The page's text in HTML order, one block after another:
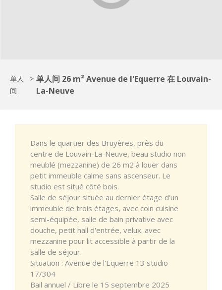
单人
间
> 单人间 26 m² Avenue de l'Equerre 在 Louvain-
La-Neuve
Dans le quartier des Bruyères, près du
centre de Louvain-La-Neuve, beau studio non
meublé (mezzanine) de 26 m2 à louer dans
petit immeuble calme sans ascenseur. Le
studio est situé côté bois.
Salle de séjour située au dernier étage d'un
immeuble de trois étages, avec coin cuisine
semi-équipée, salle de bain privative avec
douche, petit hall d'entrée, velux. avec
mezzanine pour lit accessible à partir de la
salle de séjour.
Situation : Avenue de l'Equerre 13 studio
17/304
Bail annuel / Libre le 15 septembre 2025